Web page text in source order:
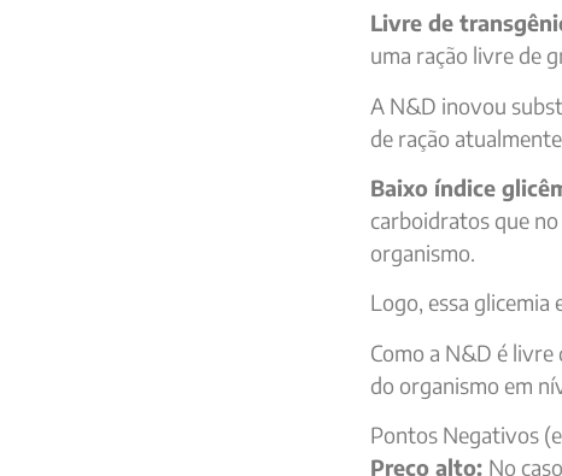
Livre de
uma ração livre de
A N&D inovou
de ração
Baixo índice
carboidratos que
organismo.
Logo, essa glicemia
Como a N&D é livre
do organismo em
Pontos Negativos
Preço alto: No